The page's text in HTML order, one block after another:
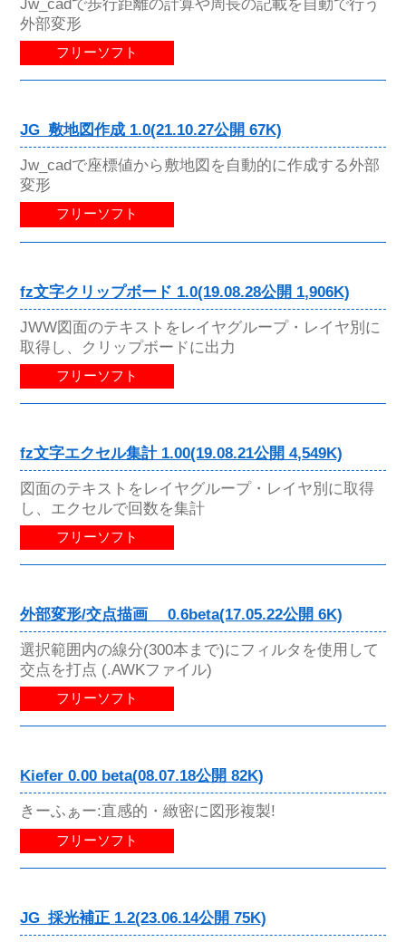
Jw_cadで歩行距離の計算や周長の記載を自動で行う
外部変形
フリーソフト
JG_敷地図作成 1.0(21.10.27公開 67K)
Jw_cadで座標値から敷地図を自動的に作成する外部
変形
フリーソフト
fz文字クリップボード 1.0(19.08.28公開 1,906K)
JWW図面のテキストをレイヤグループ・レイヤ別に
取得し、クリップボードに出力
フリーソフト
fz文字エクセル集計 1.00(19.08.21公開 4,549K)
図面のテキストをレイヤグループ・レイヤ別に取得
し、エクセルで回数を集計
フリーソフト
外部変形/交点描画 0.6beta(17.05.22公開 6K)
選択範囲内の線分(300本まで)にフィルタを使用して
交点を打点 (.AWKファイル)
フリーソフト
Kiefer 0.00 beta(08.07.18公開 82K)
きーふぁー:直感的・緻密に図形複製!
フリーソフト
JG_採光補正 1.2(23.06.14公開 75K)